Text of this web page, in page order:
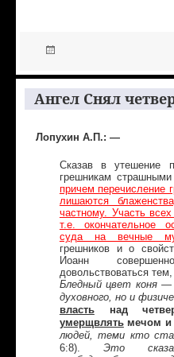
Ангел Снял
Лопухин А.П.: —
Сказав в утешение
грешникам страшными
причем перечисление
лишаются
частному. Участь
т.е. окончательное
суда на вечные
грешников и о
Иоанн
довольствоваться тем,
Бледный цвет коня
духовного, но и
властьнад
умерщвлятьмечом и
людей, теми кто
6:8). Это